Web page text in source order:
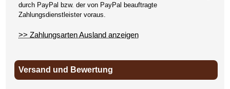
durch PayPal bzw. der von PayPal beauftragte
Zahlungsdienstleister voraus.
>> Zahlungsarten Ausland anzeigen
Versand und Bewertung